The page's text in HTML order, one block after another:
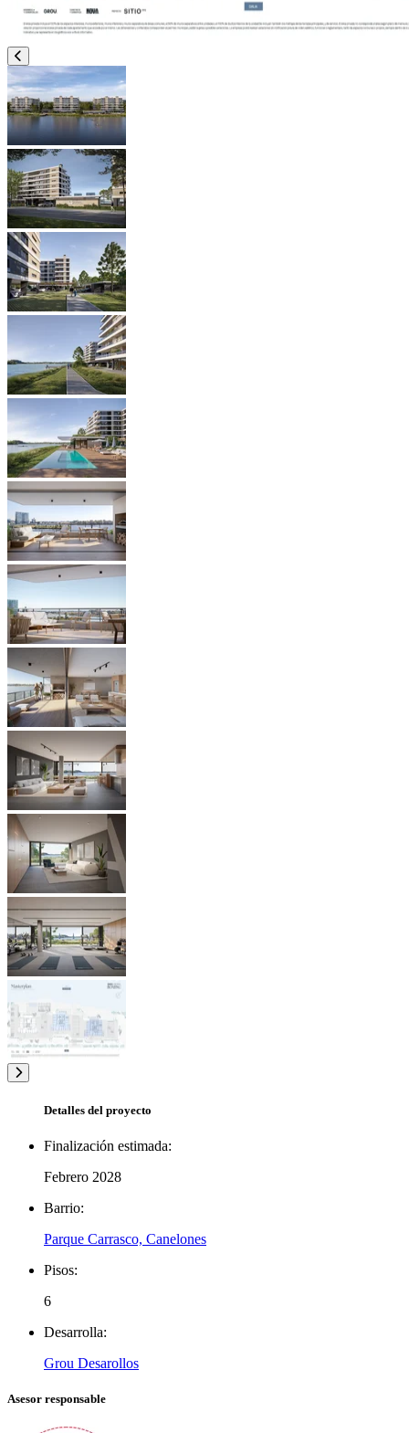
Detalles del proyecto
Finalización estimada:
Febrero 2028
Barrio:
Parque Carrasco, Canelones
Pisos:
6
Desarrolla:
Grou Desarollos
Asesor responsable